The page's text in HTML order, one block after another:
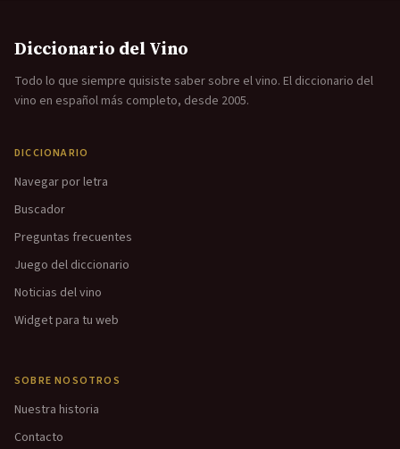
Diccionario del Vino
Todo lo que siempre quisiste saber sobre el vino. El diccionario del
vino en español más completo, desde 2005.
DICCIONARIO
Navegar por letra
Buscador
Preguntas frecuentes
Juego del diccionario
Noticias del vino
Widget para tu web
SOBRE NOSOTROS
Nuestra historia
Contacto